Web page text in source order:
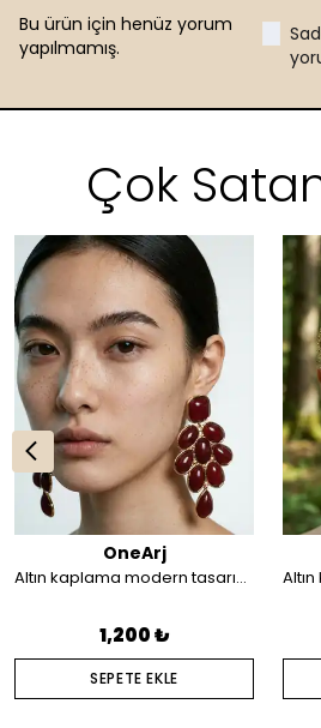
Bu ürün için henüz yorum
yapılmamış.
Çok
OneArj
Altın kaplama modern tasarım küpe
1,200 ₺
SEPETE EKLE